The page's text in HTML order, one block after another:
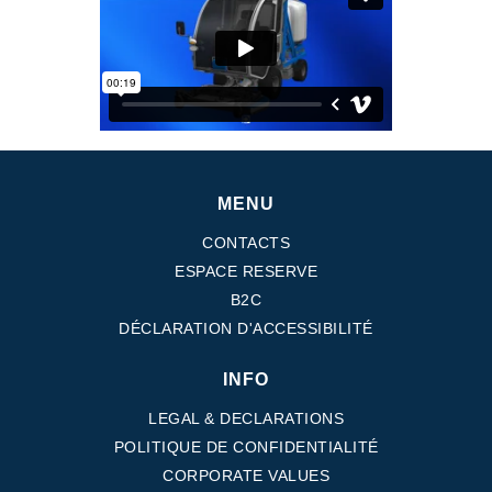
Pompes et moteurs à piston axiaux
Motori elettrici brushless - Serie MS
Moteurs à pistons radiaux
Moteurs Orbitaux Fabriqués Pour Bondioli & Pavesi
Systèmes de couplage
Valves à cartouche
Limiteur de pression en ligne
Servocommandes
Systemes Fan Drive
MENU
CONTACTS
ESPACE RESERVE
B2C
DÉCLARATION D'ACCESSIBILITÉ
INFO
LEGAL & DECLARATIONS
POLITIQUE DE CONFIDENTIALITÉ
CORPORATE VALUES